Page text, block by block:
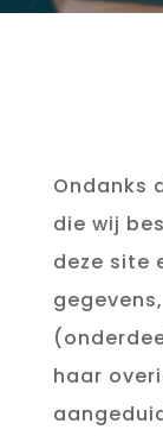
Ondanks
die wij
deze site
haar